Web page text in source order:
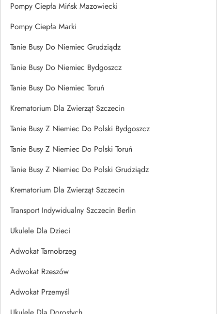
Pompy Ciepła Mińsk Mazowiecki
Pompy Ciepła Marki
Tanie Busy Do Niemiec Grudziądz
Tanie Busy Do Niemiec Bydgoszcz
Tanie Busy Do Niemiec Toruń
Krematorium Dla Zwierząt Szczecin
Tanie Busy Z Niemiec Do Polski Bydgoszcz
Tanie Busy Z Niemiec Do Polski Toruń
Tanie Busy Z Niemiec Do Polski Grudziądz
Krematorium Dla Zwierząt Szczecin
Transport Indywidualny Szczecin Berlin
Ukulele Dla Dzieci
Adwokat Tarnobrzeg
Adwokat Rzeszów
Adwokat Przemyśl